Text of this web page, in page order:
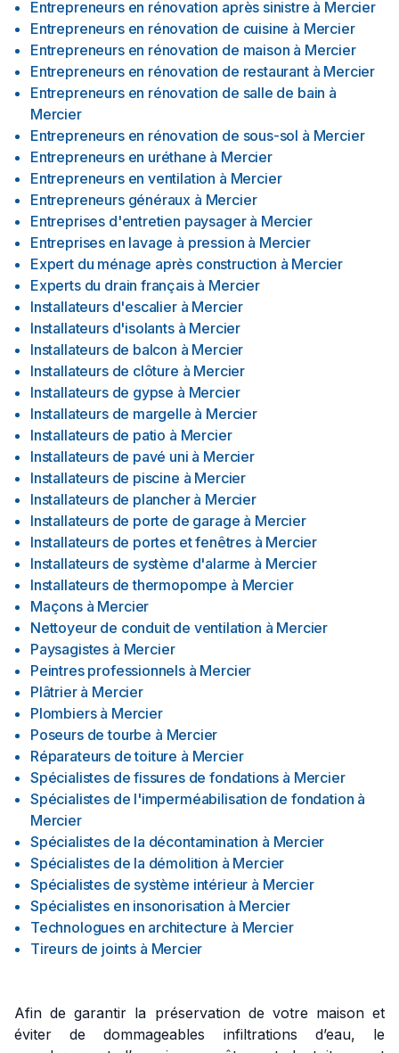
Entrepreneurs en rénovation après sinistre à Mercier
Entrepreneurs en rénovation de cuisine à Mercier
Entrepreneurs en rénovation de maison à Mercier
Entrepreneurs en rénovation de restaurant à Mercier
Entrepreneurs en rénovation de salle de bain à
Mercier
Entrepreneurs en rénovation de sous-sol à Mercier
Entrepreneurs en uréthane à Mercier
Entrepreneurs en ventilation à Mercier
Entrepreneurs généraux à Mercier
Entreprises d'entretien paysager à Mercier
Entreprises en lavage à pression à Mercier
Expert du ménage après construction à Mercier
Experts du drain français à Mercier
Installateurs d'escalier à Mercier
Installateurs d'isolants à Mercier
Installateurs de balcon à Mercier
Installateurs de clôture à Mercier
Installateurs de gypse à Mercier
Installateurs de margelle à Mercier
Installateurs de patio à Mercier
Installateurs de pavé uni à Mercier
Installateurs de piscine à Mercier
Installateurs de plancher à Mercier
Installateurs de porte de garage à Mercier
Installateurs de portes et fenêtres à Mercier
Installateurs de système d'alarme à Mercier
Installateurs de thermopompe à Mercier
Maçons à Mercier
Nettoyeur de conduit de ventilation à Mercier
Paysagistes à Mercier
Peintres professionnels à Mercier
Plâtrier à Mercier
Plombiers à Mercier
Poseurs de tourbe à Mercier
Réparateurs de toiture à Mercier
Spécialistes de fissures de fondations à Mercier
Spécialistes de l'imperméabilisation de fondation à
Mercier
Spécialistes de la décontamination à Mercier
Spécialistes de la démolition à Mercier
Spécialistes de système intérieur à Mercier
Spécialistes en insonorisation à Mercier
Technologues en architecture à Mercier
Tireurs de joints à Mercier
Afin de garantir la préservation de votre maison et
éviter de dommageables infiltrations d’eau, le